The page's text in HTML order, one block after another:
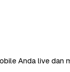
Anda live dan